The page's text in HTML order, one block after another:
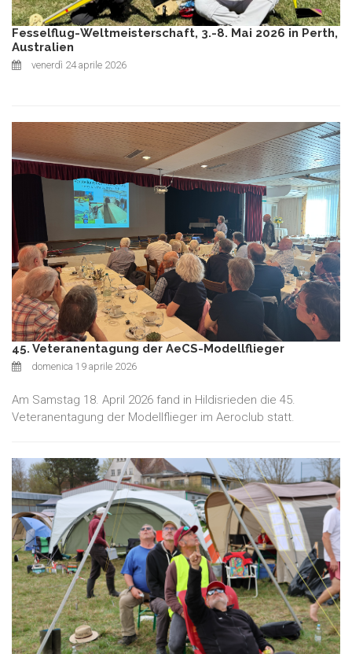
Fesselflug-Weltmeisterschaft, 3.-8. Mai 2026 in Perth,
Australien
venerdì 24 aprile 2026
45. Veteranentagung der AeCS-Modellflieger
domenica 19 aprile 2026
Am Samstag 18. April 2026 fand in Hildisrieden die 45.
Veteranentagung der Modellflieger im Aeroclub statt.